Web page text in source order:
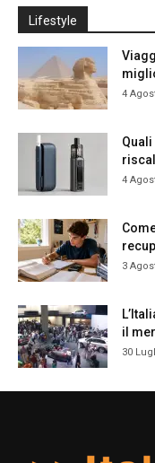
Lifestyle
4
4
3
il
30